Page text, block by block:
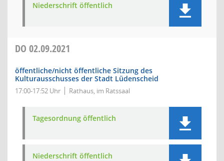
Niederschrift öffentlich
DO 02.09.2021
öffentliche/nicht öffentliche Sitzung des
Kulturausschusses der Stadt Lüdenscheid
17:00-17:52 Uhr Rathaus, im Ratssaal
Tagesordnung öffentlich
Niederschrift öffentlich